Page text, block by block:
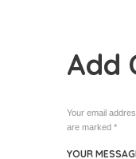
Add
Your email
are marked *
YOUR